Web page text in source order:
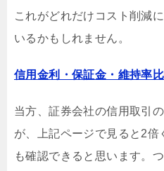
これがどれだけコスト削減
いるかもしれません。
信用金利・保証金・維持率
当方、証券会社の信用取引
が、上記ページで見ると2
も確認できると思います。